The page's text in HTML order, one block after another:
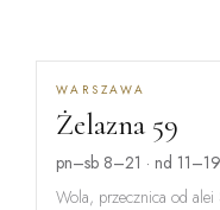
WARSZAWA
Żelazna 59
pn–sb 8–21 · nd 11–19
Wola, przecznica od